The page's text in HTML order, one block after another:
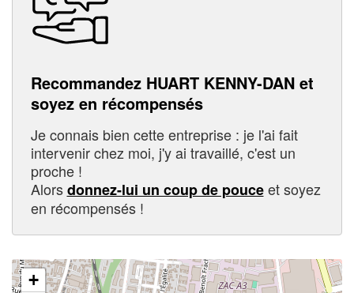
Recommandez HUART KENNY-DAN et
soyez en récompensés
Je connais bien cette entreprise : je l'ai fait
intervenir chez moi, j'y ai travaillé, c'est un
proche !
Alorsdonnez-lui un coup de pouceet soyez
en récompensés !
+